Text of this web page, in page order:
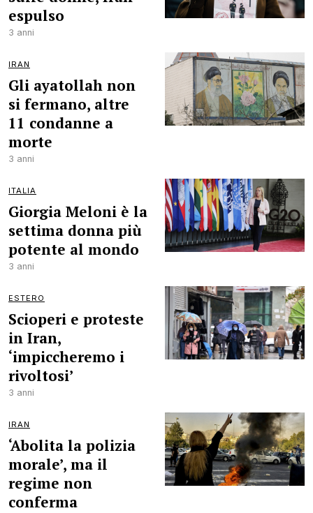
espulso
3 anni
IRAN
Gli ayatollah non
si fermano, altre
11 condanne a
morte
3 anni
ITALIA
Giorgia Meloni è la
settima donna più
potente al mondo
3 anni
ESTERO
Scioperi e proteste
in Iran,
‘impiccheremo i
rivoltosi’
3 anni
IRAN
‘Abolita la polizia
morale’, ma il
regime non
conferma